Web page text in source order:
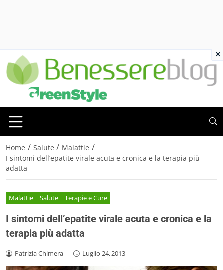
Home / Salute / Malattie /
I sintomi dell’epatite virale acuta e cronica e la terapia più
adatta
Malattie Salute Terapie e Cure
I sintomi dell’epatite virale acuta e cronica e la
terapia più adatta
Patrizia Chimera - Luglio 24, 2013
×